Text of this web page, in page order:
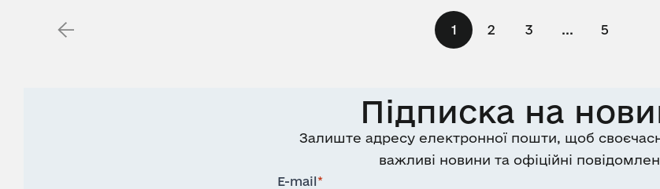
1 2 3 ... 5
Підписка на
Залиште адресу електронної пошти, щоб
важливі новини та офіційні
E-mail*